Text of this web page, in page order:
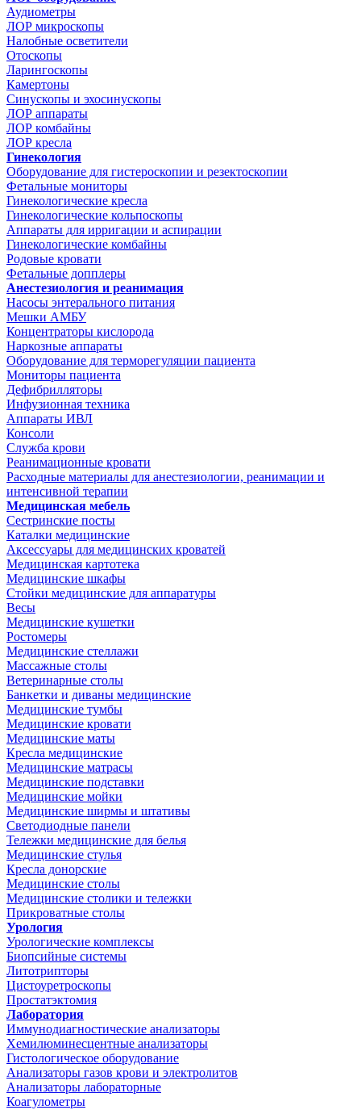
Аудиометры
ЛОР микроскопы
Налобные осветители
Отоскопы
Ларингоскопы
Камертоны
Синускопы и эхосинускопы
ЛОР аппараты
ЛОР комбайны
ЛОР кресла
Гинекология
Оборудование для гистероскопии и резектоскопии
Фетальные мониторы
Гинекологические кресла
Гинекологические кольпоскопы
Аппараты для ирригации и аспирации
Гинекологические комбайны
Родовые кровати
Фетальные допплеры
Анестезиология и реанимация
Насосы энтерального питания
Мешки АМБУ
Концентраторы кислорода
Наркозные аппараты
Оборудование для терморегуляции пациента
Мониторы пациента
Дефибрилляторы
Инфузионная техника
Аппараты ИВЛ
Консоли
Служба крови
Реанимационные кровати
Расходные материалы для анестезиологии, реанимации и
интенсивной терапии
Медицинская мебель
Сестринские посты
Каталки медицинские
Аксессуары для медицинских кроватей
Медицинская картотека
Медицинские шкафы
Стойки медицинские для аппаратуры
Весы
Медицинские кушетки
Ростомеры
Медицинские стеллажи
Массажные столы
Ветеринарные столы
Банкетки и диваны медицинские
Медицинские тумбы
Медицинские кровати
Медицинские маты
Кресла медицинские
Медицинские матрасы
Медицинские подставки
Медицинские мойки
Медицинские ширмы и штативы
Светодиодные панели
Тележки медицинские для белья
Медицинские стулья
Кресла донорские
Медицинские столы
Медицинские столики и тележки
Прикроватные столы
Урология
Урологические комплексы
Биопсийные системы
Литотрипторы
Цистоуретроскопы
Простатэктомия
Лаборатория
Иммунодиагностические анализаторы
Хемилюминесцентные анализаторы
Гистологическое оборудование
Анализаторы газов крови и электролитов
Анализаторы лабораторные
Коагулометры